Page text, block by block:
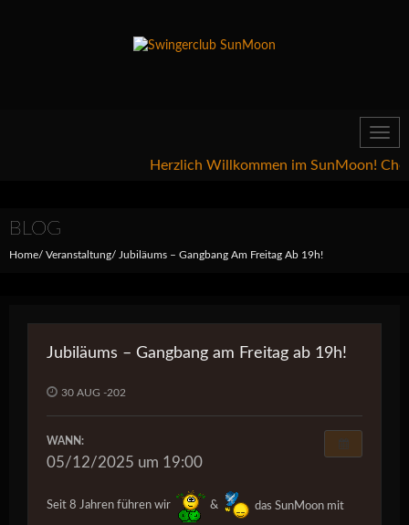
Herzlich Willkommen im SunMoon!
BLOG
Home Veranstaltung Jubiläums – Gangbang Am Freitag Ab 19h!
Jubiläums – Gangbang am Freitag ab 19h!
30 AUG -202
WANN:
05/12/2025 um 19:00
Seit 8 Jahren führen wir & das SunMoon mit